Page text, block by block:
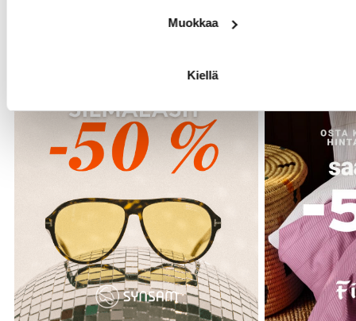
Muokkaa
Kiellä